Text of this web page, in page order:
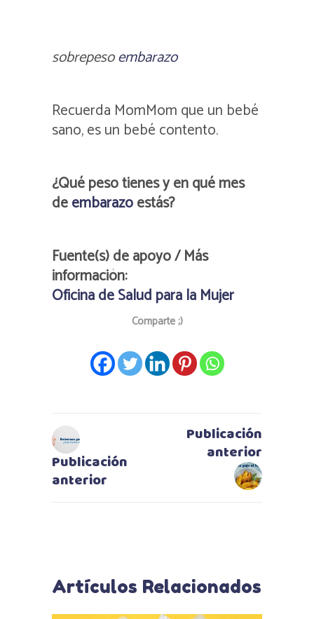
sobrepesoembarazo
Recuerda MomMom que un bebé
sano, es un bebé contento.
¿Qué peso tienes y en qué mes
deembarazoestás?
Fuente(s) de apoyo / Más
información:
Oficina de Salud para la Mujer
Comparte ;)
Publicación
anterior
Publicación
anterior
Artículos Relacionados